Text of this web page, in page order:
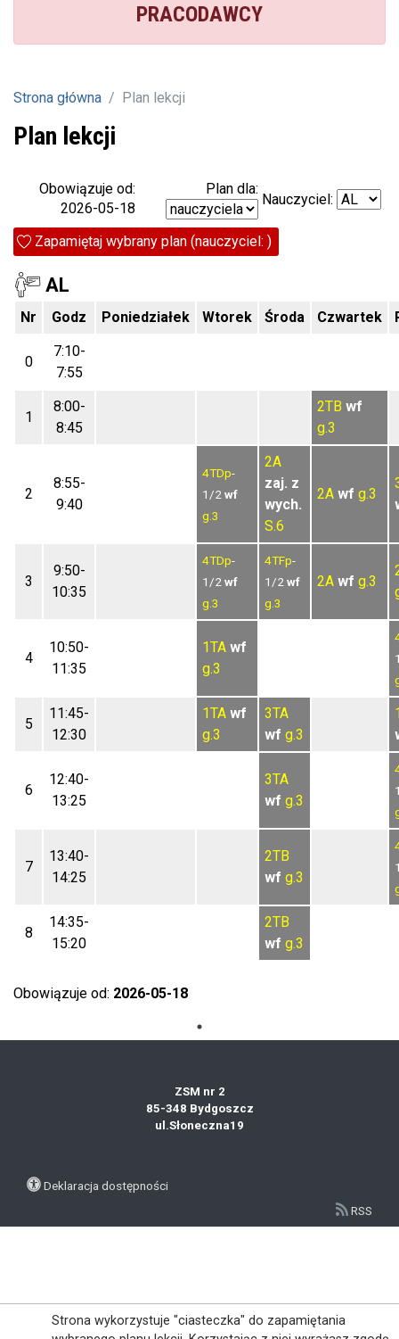
PRACODAWCY
Strona główna Plan lekcji
Plan lekcji
Obowiązuje od:
2026-05-18
Plan dla:
Nauczyciel:
Zapamiętaj wybrany plan (nauczyciel: )
AL
Nr Godz Poniedziałek Wtorek Środa Czwartek
0
7:10-
7:55
1
8:00-
8:45
2TB wf
g.3
2
8:55-
9:40
4TDp-
1/2 wf
g.3
2A
zaj. z
wych.
S.6
2A wf g.3
3
9:50-
10:35
4TDp-
1/2 wf
g.3
4TFp-
1/2 wf
g.3
2A wf g.3
4
10:50-
11:35
1TA wf
g.3
5
11:45-
12:30
1TA wf
g.3
3TA
wf g.3
6
12:40-
13:25
3TA
wf g.3
7
13:40-
14:25
2TB
wf g.3
8
14:35-
15:20
2TB
wf g.3
Obowiązuje od: 2026-05-18
Strona wykorzystuje "ciasteczka" do zapamiętania
ZSM nr 2
85-348 Bydgoszcz
ul.Słoneczna19
Deklaracja dostępności
RSS